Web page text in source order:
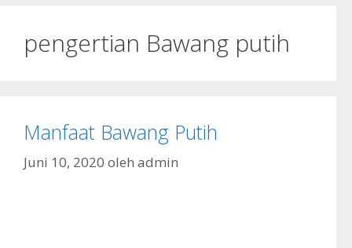
pengertian Bawang putih
Manfaat Bawang Putih
Juni 10, 2020 oleh admin